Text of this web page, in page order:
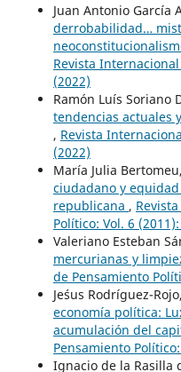
Juan Antonio García
derrobabilidad…
Revista
(2022)
Ramón Luís Soriano
tendencias actuales
, Revista
(2022)
María Julia
ciudadano y
republicana ,
Político: Vol. 6
Valeriano Esteban
mercurianas y
de Pensamiento
Je´sus Rodríguez-Rojo,
economía política:
acumulación del
Pensamiento
Ignacio de la Rasilla